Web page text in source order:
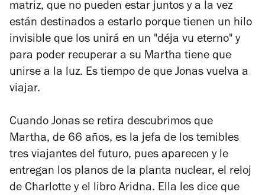
matriz, que no pueden estar juntos y a la vez
están destinados a estarlo porque tienen un hilo
invisible que los unirá en un "déja vu eterno" y
para poder recuperar a su Martha tiene que
unirse a la luz. Es tiempo de que Jonas vuelva a
viajar.
Cuando Jonas se retira descubrimos que
Martha, de 66 años, es la jefa de los temibles
tres viajantes del futuro, pues aparecen y le
entregan los planos de la planta nuclear, el reloj
de Charlotte y el libro Aridna. Ella les dice que